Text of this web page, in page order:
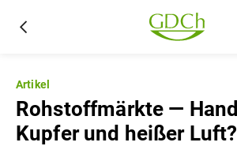
Artikel
Rohstoffmärkte —
Kupfer und heißer Luft?